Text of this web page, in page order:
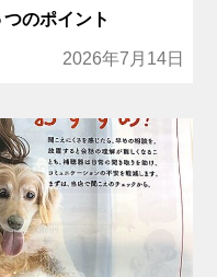
のポイント
2026年7月14日